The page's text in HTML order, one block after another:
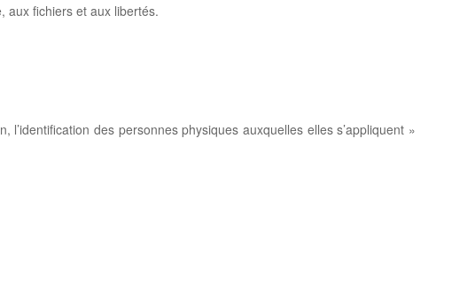
aux fichiers et aux libertés.
des personnes physiques auxquelles elles s’appliquent »